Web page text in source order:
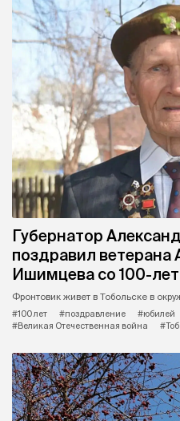
Губернатор
поздравил ветерана
Ишимцева со 100-
Фронтовик живет в Тобольске в
#100 лет
#поздравление #юбилей
#Великая Отечественная война